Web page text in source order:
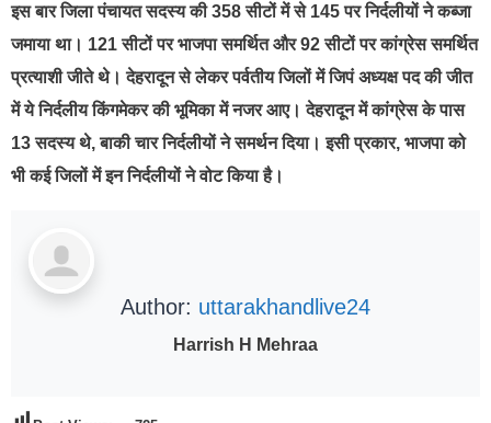
इस बार जिला पंचायत सदस्य की 358 सीटों में से 145 पर निर्दलीयों ने कब्जा
जमाया था। 121 सीटों पर भाजपा समर्थित और 92 सीटों पर कांग्रेस समर्थित
प्रत्याशी जीते थे। देहरादून से लेकर पर्वतीय जिलों में जिपं अध्यक्ष पद की जीत
में ये निर्दलीय किंगमेकर की भूमिका में नजर आए। देहरादून में कांग्रेस के पास
13 सदस्य थे, बाकी चार निर्दलीयों ने समर्थन दिया। इसी प्रकार, भाजपा को
भी कई जिलों में इन निर्दलीयों ने वोट किया है।
Author: uttarakhandlive24
Harrish H Mehraa